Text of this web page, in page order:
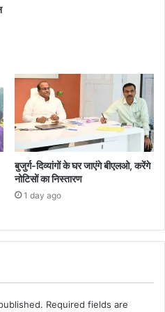
बुजुर्ग-दिव्यांगों के घर जाएंगे बीएलओ, करेंगे
नोटिसों का निस्तारण
1 day ago
Required fields are